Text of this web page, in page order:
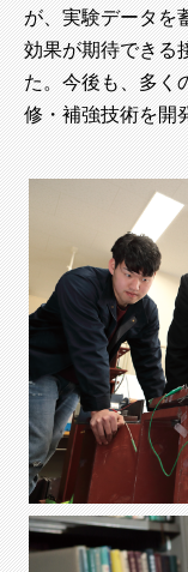
が、実験データを
効果が期待できる
た。今後も、多く
修・補強技術を開